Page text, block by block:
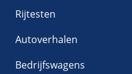
Rijtesten
Autoverhalen
Bedrijfswagens